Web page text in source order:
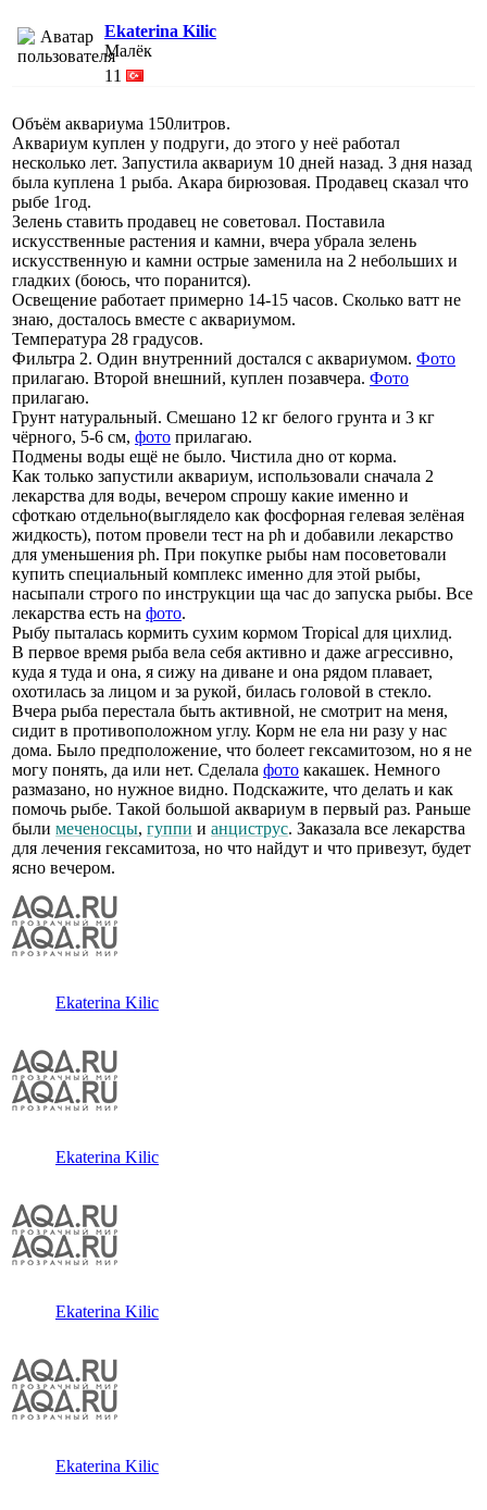
Ekaterina Kilic
Малёк
11
Объём аквариума 150литров.
Аквариум куплен у подруги, до этого у неё работал
несколько лет. Запустила аквариум 10 дней назад. 3 дня назад
была куплена 1 рыба. Акара бирюзовая. Продавец сказал что
рыбе 1год.
Зелень ставить продавец не советовал. Поставила
искусственные растения и камни, вчера убрала зелень
искусственную и камни острые заменила на 2 небольших и
гладких (боюсь, что поранится).
Освещение работает примерно 14-15 часов. Сколько ватт не
знаю, досталось вместе с аквариумом.
Температура 28 градусов.
Фильтра 2. Один внутренний достался с аквариумом. Фото
прилагаю. Второй внешний, куплен позавчера. Фото
прилагаю.
Грунт натуральный. Смешано 12 кг белого грунта и 3 кг
чёрного, 5-6 см, фото прилагаю.
Подмены воды ещё не было. Чистила дно от корма.
Как только запустили аквариум, использовали сначала 2
лекарства для воды, вечером спрошу какие именно и
сфоткаю отдельно(выглядело как фосфорная гелевая зелёная
жидкость), потом провели тест на ph и добавили лекарство
для уменьшения ph. При покупке рыбы нам посоветовали
купить специальный комплекс именно для этой рыбы,
насыпали строго по инструкции ща час до запуска рыбы. Все
лекарства есть на фото.
Рыбу пыталась кормить сухим кормом Tropical для цихлид.
В первое время рыба вела себя активно и даже агрессивно,
куда я туда и она, я сижу на диване и она рядом плавает,
охотилась за лицом и за рукой, билась головой в стекло.
Вчера рыба перестала быть активной, не смотрит на меня,
сидит в противоположном углу. Корм не ела ни разу у нас
дома. Было предположение, что болеет гексамитозом, но я не
могу понять, да или нет. Сделала фото какашек. Немного
размазано, но нужное видно. Подскажите, что делать и как
помочь рыбе. Такой большой аквариум в первый раз. Раньше
были меченосцы, гуппи и анциструс. Заказала все лекарства
для лечения гексамитоза, но что найдут и что привезут, будет
ясно вечером.
Ekaterina Kilic
Ekaterina Kilic
Ekaterina Kilic
Ekaterina Kilic